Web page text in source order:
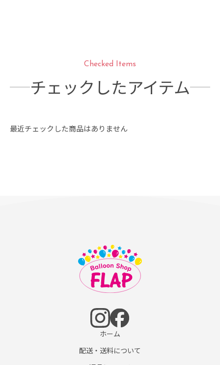
Checked Items
チェックしたアイテム
最近チェックした商品はありません
ホーム
配送・送料について